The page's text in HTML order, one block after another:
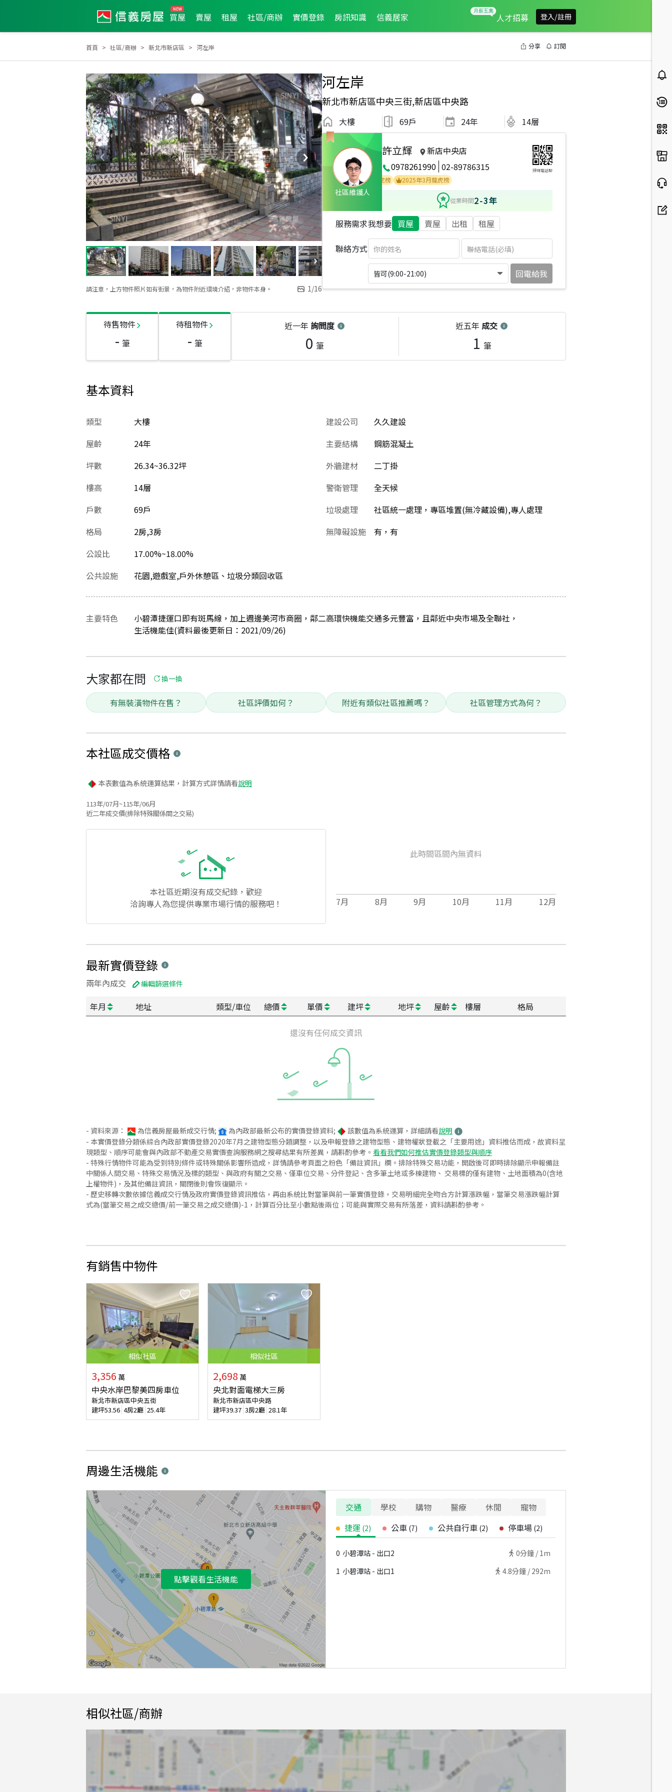
買屋 賣屋 租屋 社區/商辦 實價登錄 房訊知識 信義居家 人才招募 登入/註冊
首頁 社區/商辦 新北市新店區 河左岸 分享 訂閱
請注意，上方物件照片如有街景，為物件附近環境介紹，非物件本身。 1/16
河左岸
新北市新店區中央三街,新店區中央路
大樓 69戶 24年 14層
社區維護人
許立輝
新店中央店
0978261990 02-89786315 掃碼電話聊
2025年8月區業績TOP3 2025年4月區成件TOP3 2025年8月業績破百萬經紀人員 2025年5月龍虎榜 2025年3月龍虎榜
從業時間2-3年
服務需求我想要 買屋 賣屋 出租 租屋
聯絡方式
皆可(9:00-21:00) 回電給我
待售物件
- 筆
待租物件
- 筆
近一年 詢問度
0 筆
近五年 成交
1 筆
基本資料
類型
大樓
屋齡
24年
坪數
26.34~36.32坪
樓高
14層
戶數
69戶
格局
2房,3房
公設比
17.00%~18.00%
建設公司
久久建設
主要結構
鋼筋混凝土
外牆建材
二丁掛
警衛管理
全天候
垃圾處理
社區統一處理，專區堆置(無冷藏設備),專人處理
無障礙設施
有，有
公共設施 花園,遊戲室,戶外休憩區、垃圾分類回收區
主要特色
小碧潭捷運口即有斑馬線，加上週邊美河市商圈，鄰二高環快機能交通多元豐富，且鄰近中央市場及全聯社，
生活機能佳(資料最後更新日：2021/09/26)
大家都在問 換一換
有無裝潢物件在售？ 社區評價如何？ 附近有類似社區推薦嗎？ 社區管理方式為何？
本社區成交價格
本表數值為系統運算結果，計算方式詳情請看說明
113年/07月~115年/06月
近二年成交價(排除特殊關係間之交易)
本社區近期沒有成交紀錄，歡迎
洽詢專人為您提供專業市場行情的服務吧！
此時間區間內無資料
7月 8月 9月 10月 11月 12月
最新實價登錄
兩年內成交 編輯篩選條件
年月 地址 類型/車位 總價 單價 建坪 地坪 屋齡 樓層 格局
還沒有任何成交資訊
- 資料來源： 為信義房屋最新成交行情; 為內政部最新公布的實價登錄資料; 該數值為系統運算，詳細請看說明
- 本實價登錄分類係綜合內政部實價登錄2020年7月之建物型態分類調整，以及申報登錄之建物型態、建物權狀登載之「主要用途」資料推估而成，故資料呈
現類型、順序可能會與內政部不動產交易實價查詢服務網之搜尋結果有所差異，請斟酌參考。 看看我們如何推估實價登錄類型與順序
- 特殊行情物件可能為受到特別條件或特殊關係影響所造成，詳情請參考頁面之粉色「備註資訊」欄。排除特殊交易功能，開啟後可即時排除顯示申報備註
中關係人間交易、特殊交易情況及標的類型、與政府有關之交易、僅車位交易、分件登記、含多筆土地或多棟建物、 交易標的僅有建物、土地面積為0(含地
上權物件)，及其他備註資訊，關閉後則會恢復顯示。
- 歷史移轉次數依據信義成交行情及政府實價登錄資訊推估，再由系統比對當筆與前一筆實價登錄，交易明細完全吻合方計算漲跌幅，當筆交易漲跌幅計算
式為(當筆交易之成交總價/前一筆交易之成交總價)-1，計算百分比至小數點後兩位；可能與實際交易有所落差，資料請斟酌參考。
有銷售中物件
相似社區
3,356 萬
中央水岸巴黎美四房車位
新北市新店區中央五街
建坪53.56 4房2廳 25.4年
相似社區
2,698 萬
央北對面電梯大三房
新北市新店區中央路
建坪39.37 3房2廳 28.1年
周邊生活機能
點擊觀看生活機能
交通 學校 購物 醫療 休閒
寵物
捷運 (2) 公車 (7) 公共自行車 (2) 停車場 (2)
0 小碧潭站 - 出口2 0分鐘 / 1m
1 小碧潭站 - 出口1 4.8分鐘 / 292m
相似社區/商辦